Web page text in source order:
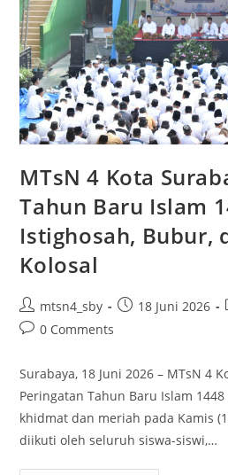
MTsN 4 Kota
Tahun Baru Islam
Istighosah, Bubur,
Kolosal
Post
author:
mtsn4_sby
Post18 Juni 2026
Post0 Comments
Surabaya, 18 Juni 2026 – MTsN 4
Peringatan Tahun Baru Islam
khidmat dan meriah pada Kamis
diikuti oleh seluruh siswa-siswi,…